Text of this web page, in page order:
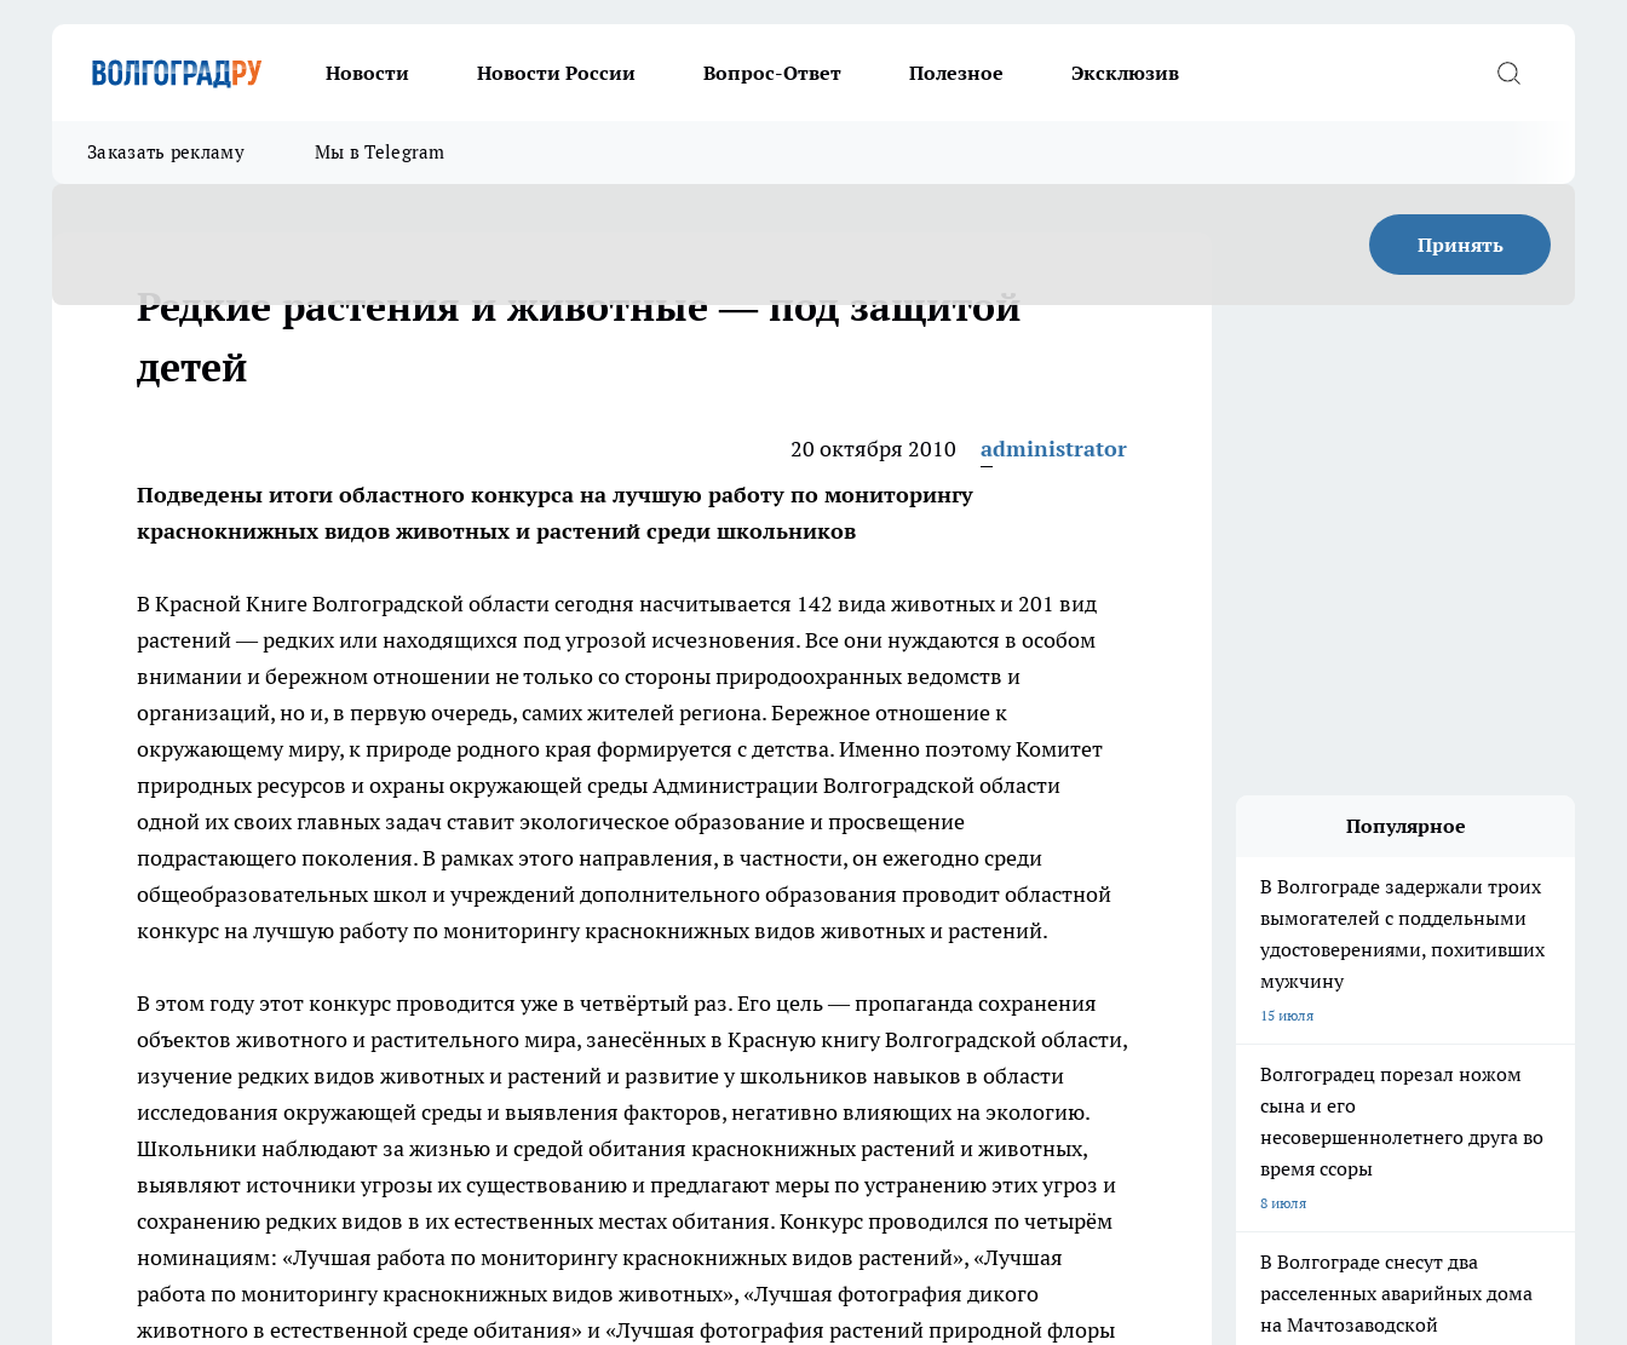
Новости Новости России Вопрос-Ответ Полезное Эксклюзив
Заказать рекламу Мы в Telegram
Принять
Редкие растения и животные — под защитой
детей
20 октября 2010
administrator
Подведены итоги областного конкурса на лучшую работу по мониторингу
краснокнижных видов животных и растений среди школьников
В Красной Книге Волгоградской области сегодня насчитывается 142 вида животных и 201 вид
растений — редких или находящихся под угрозой исчезновения. Все они нуждаются в особом
внимании и бережном отношении не только со стороны природоохранных ведомств и
организаций, но и, в первую очередь, самих жителей региона. Бережное отношение к
окружающему миру, к природе родного края формируется с детства. Именно поэтому Комитет
природных ресурсов и охраны окружающей среды Администрации Волгоградской области
одной их своих главных задач ставит экологическое образование и просвещение
подрастающего поколения. В рамках этого направления, в частности, он ежегодно среди
общеобразовательных школ и учреждений дополнительного образования проводит областной
конкурс на лучшую работу по мониторингу краснокнижных видов животных и растений.
В этом году этот конкурс проводится уже в четвёртый раз. Его цель — пропаганда сохранения
объектов животного и растительного мира, занесённых в Красную книгу Волгоградской области,
изучение редких видов животных и растений и развитие у школьников навыков в области
исследования окружающей среды и выявления факторов, негативно влияющих на экологию.
Школьники наблюдают за жизнью и средой обитания краснокнижных растений и животных,
выявляют источники угрозы их существованию и предлагают меры по устранению этих угроз и
сохранению редких видов в их естественных местах обитания. Конкурс проводился по четырём
номинациям: «Лучшая работа по мониторингу краснокнижных видов растений», «Лучшая
работа по мониторингу краснокнижных видов животных», «Лучшая фотография дикого
животного в естественной среде обитания» и «Лучшая фотография растений природной флоры
Популярное
В Волгограде задержали троих
вымогателей с поддельными
удостоверениями, похитивших
мужчину
15 июля
Волгоградец порезал ножом
сына и его
несовершеннолетнего друга во
время ссоры
8 июля
В Волгограде снесут два
расселенных аварийных дома
на Мачтозаводской